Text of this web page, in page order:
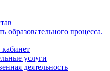
процесса.
услуги
деятельность